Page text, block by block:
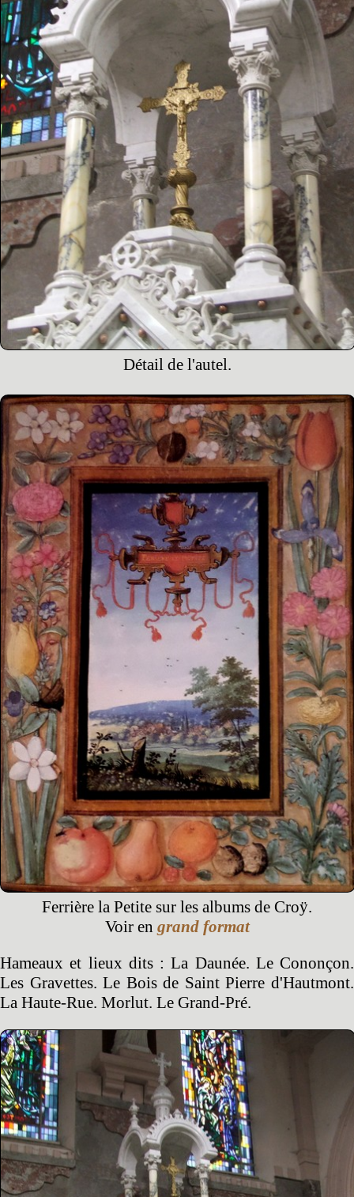
Détail de l'autel.
Ferrière la Petite sur les albums de Croÿ.
Voir en grand format
Hameaux et lieux dits : La Daunée. Le Cononçon.
Les Gravettes. Le Bois de Saint Pierre d'Hautmont.
La Haute-Rue. Morlut. Le Grand-Pré.